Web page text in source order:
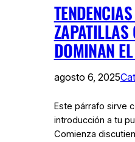
ZAPATILLAS
DOMINAN
agosto 6, 2025
Este párrafo sirve
introducción a tu
Comienza